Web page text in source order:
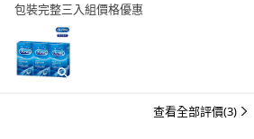
包裝完整三入組價格優惠
查看全部評價(3)